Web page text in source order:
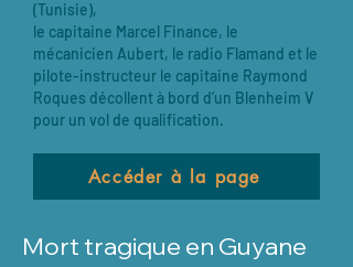
(Tunisie),
le capitaine Marcel Finance, le
mécanicien Aubert, le radio Flamand et le
pilote-instructeur le capitaine Raymond
Roques décollent à bord d’un Blenheim V
pour un vol de qualification.
Accéder à la page
Mort tragique en Guyane